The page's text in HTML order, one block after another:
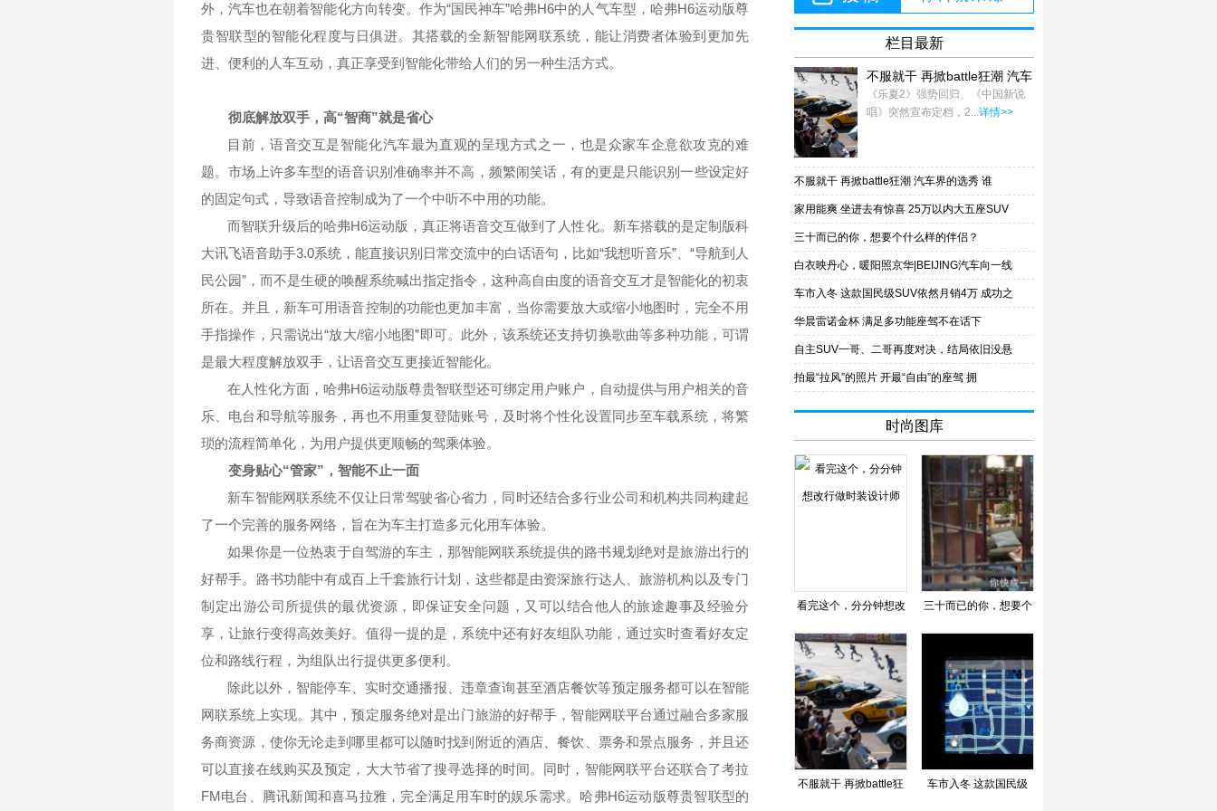
外，汽车也在朝着智能化方向转变。作为“国民神车”哈弗H6中的人气车型，哈弗H6运动版尊
贵智联型的智能化程度与日俱进。其搭载的全新智能网联系统，能让消费者体验到更加先
进、便利的人车互动，真正享受到智能化带给人们的另一种生活方式。
彻底解放双手，高“智商”就是省心
目前，语音交互是智能化汽车最为直观的呈现方式之一，也是众家车企意欲攻克的难
题。市场上许多车型的语音识别准确率并不高，频繁闹笑话，有的更是只能识别一些设定好
的固定句式，导致语音控制成为了一个中听不中用的功能。
而智联升级后的哈弗H6运动版，真正将语音交互做到了人性化。新车搭载的是定制版科
大讯飞语音助手3.0系统，能直接识别日常交流中的白话语句，比如“我想听音乐”、“导航到人
民公园”，而不是生硬的唤醒系统喊出指定指令，这种高自由度的语音交互才是智能化的初衷
所在。并且，新车可用语音控制的功能也更加丰富，当你需要放大或缩小地图时，完全不用
手指操作，只需说出“放大/缩小地图”即可。此外，该系统还支持切换歌曲等多种功能，可谓
是最大程度解放双手，让语音交互更接近智能化。
在人性化方面，哈弗H6运动版尊贵智联型还可绑定用户账户，自动提供与用户相关的音
乐、电台和导航等服务，再也不用重复登陆账号，及时将个性化设置同步至车载系统，将繁
琐的流程简单化，为用户提供更顺畅的驾乘体验。
变身贴心“管家”，智能不止一面
新车智能网联系统不仅让日常驾驶省心省力，同时还结合多行业公司和机构共同构建起
了一个完善的服务网络，旨在为车主打造多元化用车体验。
如果你是一位热衷于自驾游的车主，那智能网联系统提供的路书规划绝对是旅游出行的
好帮手。路书功能中有成百上千套旅行计划，这些都是由资深旅行达人、旅游机构以及专门
制定出游公司所提供的最优资源，即保证安全问题，又可以结合他人的旅途趣事及经验分
享，让旅行变得高效美好。值得一提的是，系统中还有好友组队功能，通过实时查看好友定
位和路线行程，为组队出行提供更多便利。
除此以外，智能停车、实时交通播报、违章查询甚至酒店餐饮等预定服务都可以在智能
网联系统上实现。其中，预定服务绝对是出门旅游的好帮手，智能网联平台通过融合多家服
务商资源，使你无论走到哪里都可以随时找到附近的酒店、餐饮、票务和景点服务，并且还
可以直接在线购买及预定，大大节省了搜寻选择的时间。同时，智能网联平台还联合了考拉
FM 电台、腾讯新闻和喜马拉雅，完全满足用车时的娱乐需求。哈弗H6运动版尊贵智联型的
栏目最新
不服就干 再掀battle狂潮 汽车
界的选秀 谁
《乐夏2》强势回归、《中国新说
唱》突然宣布定档，2...详情>>
不服就干 再掀battle狂潮 汽车界的选秀 谁
家用能爽 坐进去有惊喜 25万以内大五座SUV
三十而已的你，想要个什么样的伴侣？
白衣映丹心，暖阳照京华|BEIJING汽车向一线
车市入冬 这款国民级SUV依然月销4万 成功之
华晨雷诺金杯 满足多功能座驾不在话下
自主SUV一哥、二哥再度对决，结局依旧没悬
拍最“拉风”的照片 开最“自由”的座驾 拥
时尚图库
看完这个，分分钟想改
行做时装设计师
三十而已的你，想要个
什么样的伴侣？
不服就干 再掀battle狂 车市入冬 这款国民级